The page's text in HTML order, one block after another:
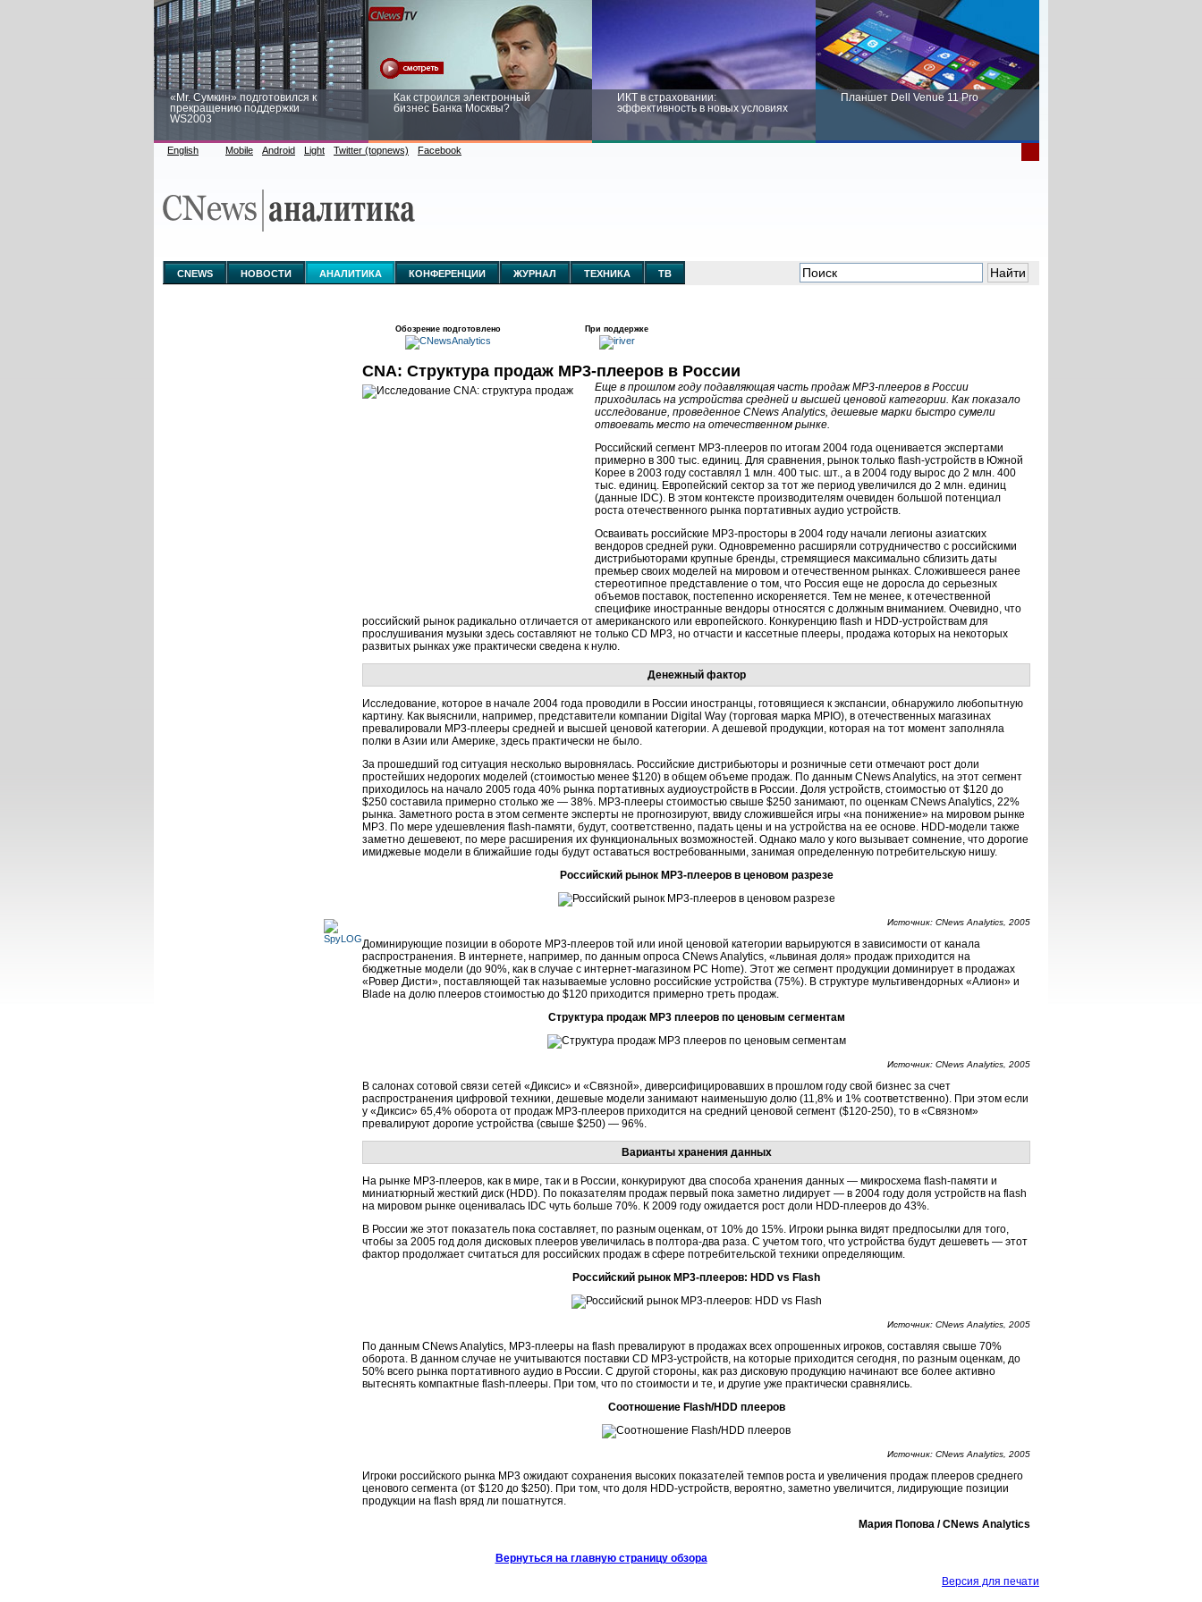
«Mr. Сумкин» подготовился к
прекращению поддержки
WS2003
Как строился электронный
бизнес Банка Москвы?
ИКТ в страховании:
эффективность в новых условиях
Планшет Dell Venue 11 Pro
аналитике
новых условиях
English Mobile Android Light Twitter (topnews) Facebook
CNEWS НОВОСТИ АНАЛИТИКА КОНФЕРЕНЦИИ ЖУРНАЛ ТЕХНИКА ТВ
Обозрение подготовлено При поддержке
CNА: Структура продаж MP3-плееров в России
Еще в прошлом году подавляющая часть продаж MP3-плееров в России
приходилась на устройства средней и высшей ценовой категории. Как показало
исследование, проведенное CNews Analytics, дешевые марки быстро сумели
отвоевать место на отечественном рынке.
Российский сегмент МР3-плееров по итогам 2004 года оценивается экспертами
примерно в 300 тыс. единиц. Для сравнения, рынок только flash-устройств в Южной
Корее в 2003 году составлял 1 млн. 400 тыс. шт., а в 2004 году вырос до 2 млн. 400
тыс. единиц. Европейский сектор за тот же период увеличился до 2 млн. единиц
(данные IDC). В этом контексте производителям очевиден большой потенциал
роста отечественного рынка портативных аудио устройств.
Осваивать российские МР3-просторы в 2004 году начали легионы азиатских
вендоров средней руки. Одновременно расширяли сотрудничество с российскими
дистрибьюторами крупные бренды, стремящиеся максимально сблизить даты
премьер своих моделей на мировом и отечественном рынках. Сложившееся ранее
стереотипное представление о том, что Россия еще не доросла до серьезных
объемов поставок, постепенно искореняется. Тем не менее, к отечественной
специфике иностранные вендоры относятся с должным вниманием. Очевидно, что
российский рынок радикально отличается от американского или европейского. Конкуренцию flash и HDD-устройствам для
прослушивания музыки здесь составляют не только CD MP3, но отчасти и кассетные плееры, продажа которых на некоторых
развитых рынках уже практически сведена к нулю.
Денежный фактор
Исследование, которое в начале 2004 года проводили в России иностранцы, готовящиеся к экспансии, обнаружило любопытную
картину. Как выяснили, например, представители компании Digital Way (торговая марка MPIO), в отечественных магазинах
превалировали МР3-плееры средней и высшей ценовой категории. А дешевой продукции, которая на тот момент заполняла
полки в Азии или Америке, здесь практически не было.
За прошедший год ситуация несколько выровнялась. Российские дистрибьюторы и розничные сети отмечают рост доли
простейших недорогих моделей (стоимостью менее $120) в общем объеме продаж. По данным CNews Analytics, на этот сегмент
приходилось на начало 2005 года 40% рынка портативных аудиоустройств в России. Доля устройств, стоимостью от $120 до
$250 составила примерно столько же — 38%. МР3-плееры стоимостью свыше $250 занимают, по оценкам CNews Analytics, 22%
рынка. Заметного роста в этом сегменте эксперты не прогнозируют, ввиду сложившейся игры «на понижение» на мировом рынке
МР3. По мере удешевления flash-памяти, будут, соответственно, падать цены и на устройства на ее основе. HDD-модели также
заметно дешевеют, по мере расширения их функциональных возможностей. Однако мало у кого вызывает сомнение, что дорогие
имиджевые модели в ближайшие годы будут оставаться востребованными, занимая определенную потребительскую нишу.
Российский рынок МР3-плееров в ценовом разрезе
Источник: CNews Analytics, 2005
Доминирующие позиции в обороте МР3-плееров той или иной ценовой категории варьируются в зависимости от канала
распространения. В интернете, например, по данным опроса CNews Analytics, «львиная доля» продаж приходится на
бюджетные модели (до 90%, как в случае с интернет-магазином PC Home). Этот же сегмент продукции доминирует в продажах
«Ровер Дисти», поставляющей так называемые условно российские устройства (75%). В структуре мультивендорных «Алион» и
Blade на долю плееров стоимостью до $120 приходится примерно треть продаж.
Структура продаж МР3 плееров по ценовым сегментам
Источник: CNews Analytics, 2005
В салонах сотовой связи сетей «Диксис» и «Связной», диверсифицировавших в прошлом году свой бизнес за счет
распространения цифровой техники, дешевые модели занимают наименьшую долю (11,8% и 1% соответственно). При этом если
у «Диксис» 65,4% оборота от продаж МР3-плееров приходится на средний ценовой сегмент ($120-250), то в «Связном»
превалируют дорогие устройства (свыше $250) — 96%.
Варианты хранения данных
На рынке МР3-плееров, как в мире, так и в России, конкурируют два способа хранения данных — микросхема flash-памяти и
миниатюрный жесткий диск (HDD). По показателям продаж первый пока заметно лидирует — в 2004 году доля устройств на flash
на мировом рынке оценивалась IDC чуть больше 70%. К 2009 году ожидается рост доли HDD-плееров до 43%.
В России же этот показатель пока составляет, по разным оценкам, от 10% до 15%. Игроки рынка видят предпосылки для того,
чтобы за 2005 год доля дисковых плееров увеличилась в полтора-два раза. С учетом того, что устройства будут дешеветь — этот
фактор продолжает считаться для российских продаж в сфере потребительской техники определяющим.
Российский рынок МР3-плееров: HDD vs Flash
Источник: CNews Analytics, 2005
По данным CNews Analytics, МР3-плееры на flash превалируют в продажах всех опрошенных игроков, составляя свыше 70%
оборота. В данном случае не учитываются поставки CD MP3-устройств, на которые приходится сегодня, по разным оценкам, до
50% всего рынка портативного аудио в России. С другой стороны, как раз дисковую продукцию начинают все более активно
вытеснять компактные flash-плееры. При том, что по стоимости и те, и другие уже практически сравнялись.
Соотношение Flash/HDD плееров
Источник: CNews Analytics, 2005
Игроки российского рынка МР3 ожидают сохранения высоких показателей темпов роста и увеличения продаж плееров среднего
ценового сегмента (от $120 до $250). При том, что доля HDD-устройств, вероятно, заметно увеличится, лидирующие позиции
продукции на flash вряд ли пошатнутся.
Мария Попова / CNews Analytics
Вернуться на главную страницу обзора
Версия для печати